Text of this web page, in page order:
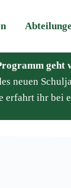
geht
neuen
erfahrt ihr bei